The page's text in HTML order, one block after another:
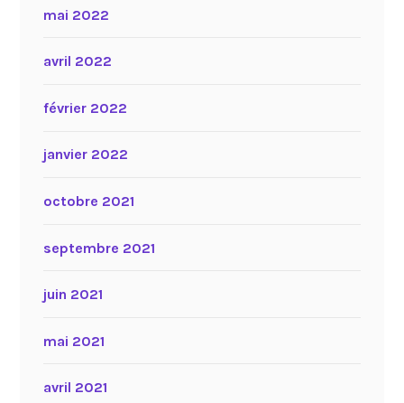
mai 2022
avril 2022
février 2022
janvier 2022
octobre 2021
septembre 2021
juin 2021
mai 2021
avril 2021